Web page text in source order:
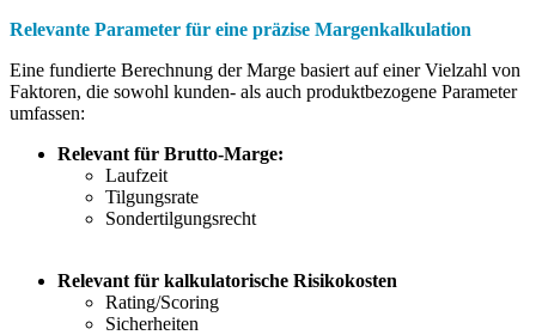
Relevante Parameter für eine präzise Margenkalkulation
Eine fundierte Berechnung der Marge basiert auf einer Vielzahl von
Faktoren, die sowohl kunden- als auch produktbezogene Parameter
umfassen:
Relevant für Brutto-Marge:
Laufzeit
Tilgungsrate
Sondertilgungsrecht
Relevant für kalkulatorische Risikokosten
Rating/Scoring
Sicherheiten